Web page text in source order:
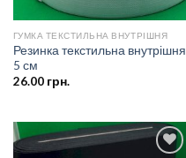
ГУМКА ТЕКСТИЛЬНА ВНУТРІШНЯ
Резинка текстильна внутрішня
5 см
26.00грн.